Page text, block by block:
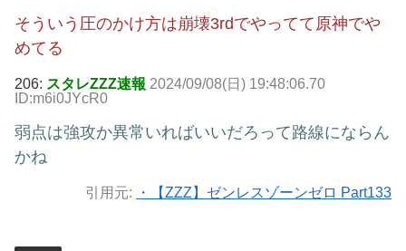
そういう圧のかけ方は崩壊3rdでやってて原神でや
めてる
206: スタレZZZ速報 2024/09/08(日) 19:48:06.70
ID:m6i0JYcR0
弱点は強攻か異常いればいいだろって路線にならん
かね
引用元: ・【ZZZ】ゼンレスゾーンゼロ Part133